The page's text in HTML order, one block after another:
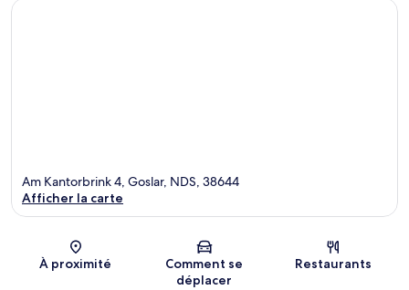
Carte
Am Kantorbrink 4, Goslar, NDS, 38644
Afficher la carte
À proximité
Comment se
déplacer
Restaurants